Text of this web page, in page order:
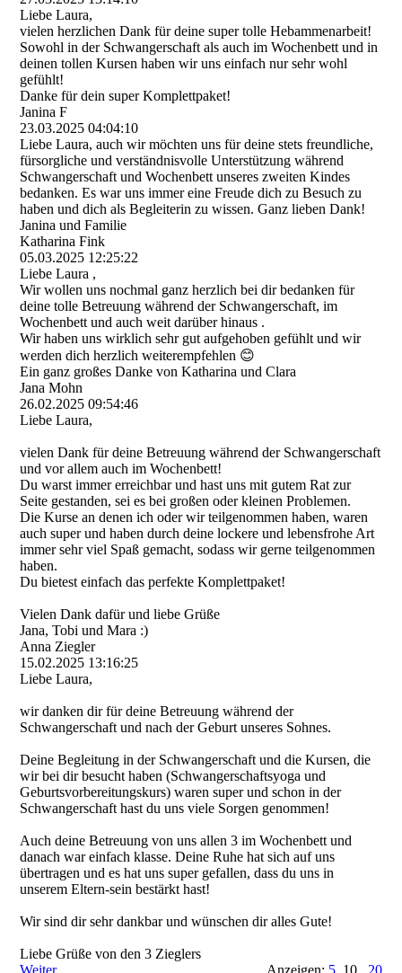
Liebe Laura,
vielen herzlichen Dank für deine super tolle Hebammenarbeit!
Sowohl in der Schwangerschaft als auch im Wochenbett und in
deinen tollen Kursen haben wir uns einfach nur sehr wohl
gefühlt!
Danke für dein super Komplettpaket!
Janina F
23.03.2025 04:04:10
Liebe Laura, auch wir möchten uns für deine stets freundliche,
fürsorgliche und verständnisvolle Unterstützung während
Schwangerschaft und Wochenbett unseres zweiten Kindes
bedanken. Es war uns immer eine Freude dich zu Besuch zu
haben und dich als Begleiterin zu wissen. Ganz lieben Dank!
Janina und Familie
Katharina Fink
05.03.2025 12:25:22
Liebe Laura ,
Wir wollen uns nochmal ganz herzlich bei dir bedanken für
deine tolle Betreuung während der Schwangerschaft, im
Wochenbett und auch weit darüber hinaus .
Wir haben uns wirklich sehr gut aufgehoben gefühlt und wir
werden dich herzlich weiterempfehlen 😊
Ein ganz großes Danke von Katharina und Clara
Jana Mohn
26.02.2025 09:54:46
Liebe Laura,
vielen Dank für deine Betreuung während der Schwangerschaft
und vor allem auch im Wochenbett!
Du warst immer erreichbar und hast uns mit gutem Rat zur
Seite gestanden, sei es bei großen oder kleinen Problemen.
Die Kurse an denen ich oder wir teilgenommen haben, waren
auch super und haben durch deine lockere und lebensfrohe Art
immer sehr viel Spaß gemacht, sodass wir gerne teilgenommen
haben.
Du bietest einfach das perfekte Komplettpaket!
Vielen Dank dafür und liebe Grüße
Jana, Tobi und Mara :)
Anna Ziegler
15.02.2025 13:16:25
Liebe Laura,
wir danken dir für deine Betreuung während der
Schwangerschaft und nach der Geburt unseres Sohnes.
Deine Begleitung in der Schwangerschaft und die Kursen, die
wir bei dir besucht haben (Schwangerschaftsyoga und
Geburtsvorbereitungskur­s)­ waren super und schon in der
Schwangerschaft hast du uns viele Sorgen genommen!
Auch deine Betreuung von uns allen 3 im Wochenbett und
danach war einfach klasse. Deine Ruhe hat sich auf uns
übertragen und es hat uns super gefallen, dass du uns in
unserem Eltern-sein bestärkt hast!
Wir sind dir sehr dankbar und wünschen dir alles Gute!
Liebe Grüße von den 3 Zieglers
Weiter
Anzeigen: 510 20